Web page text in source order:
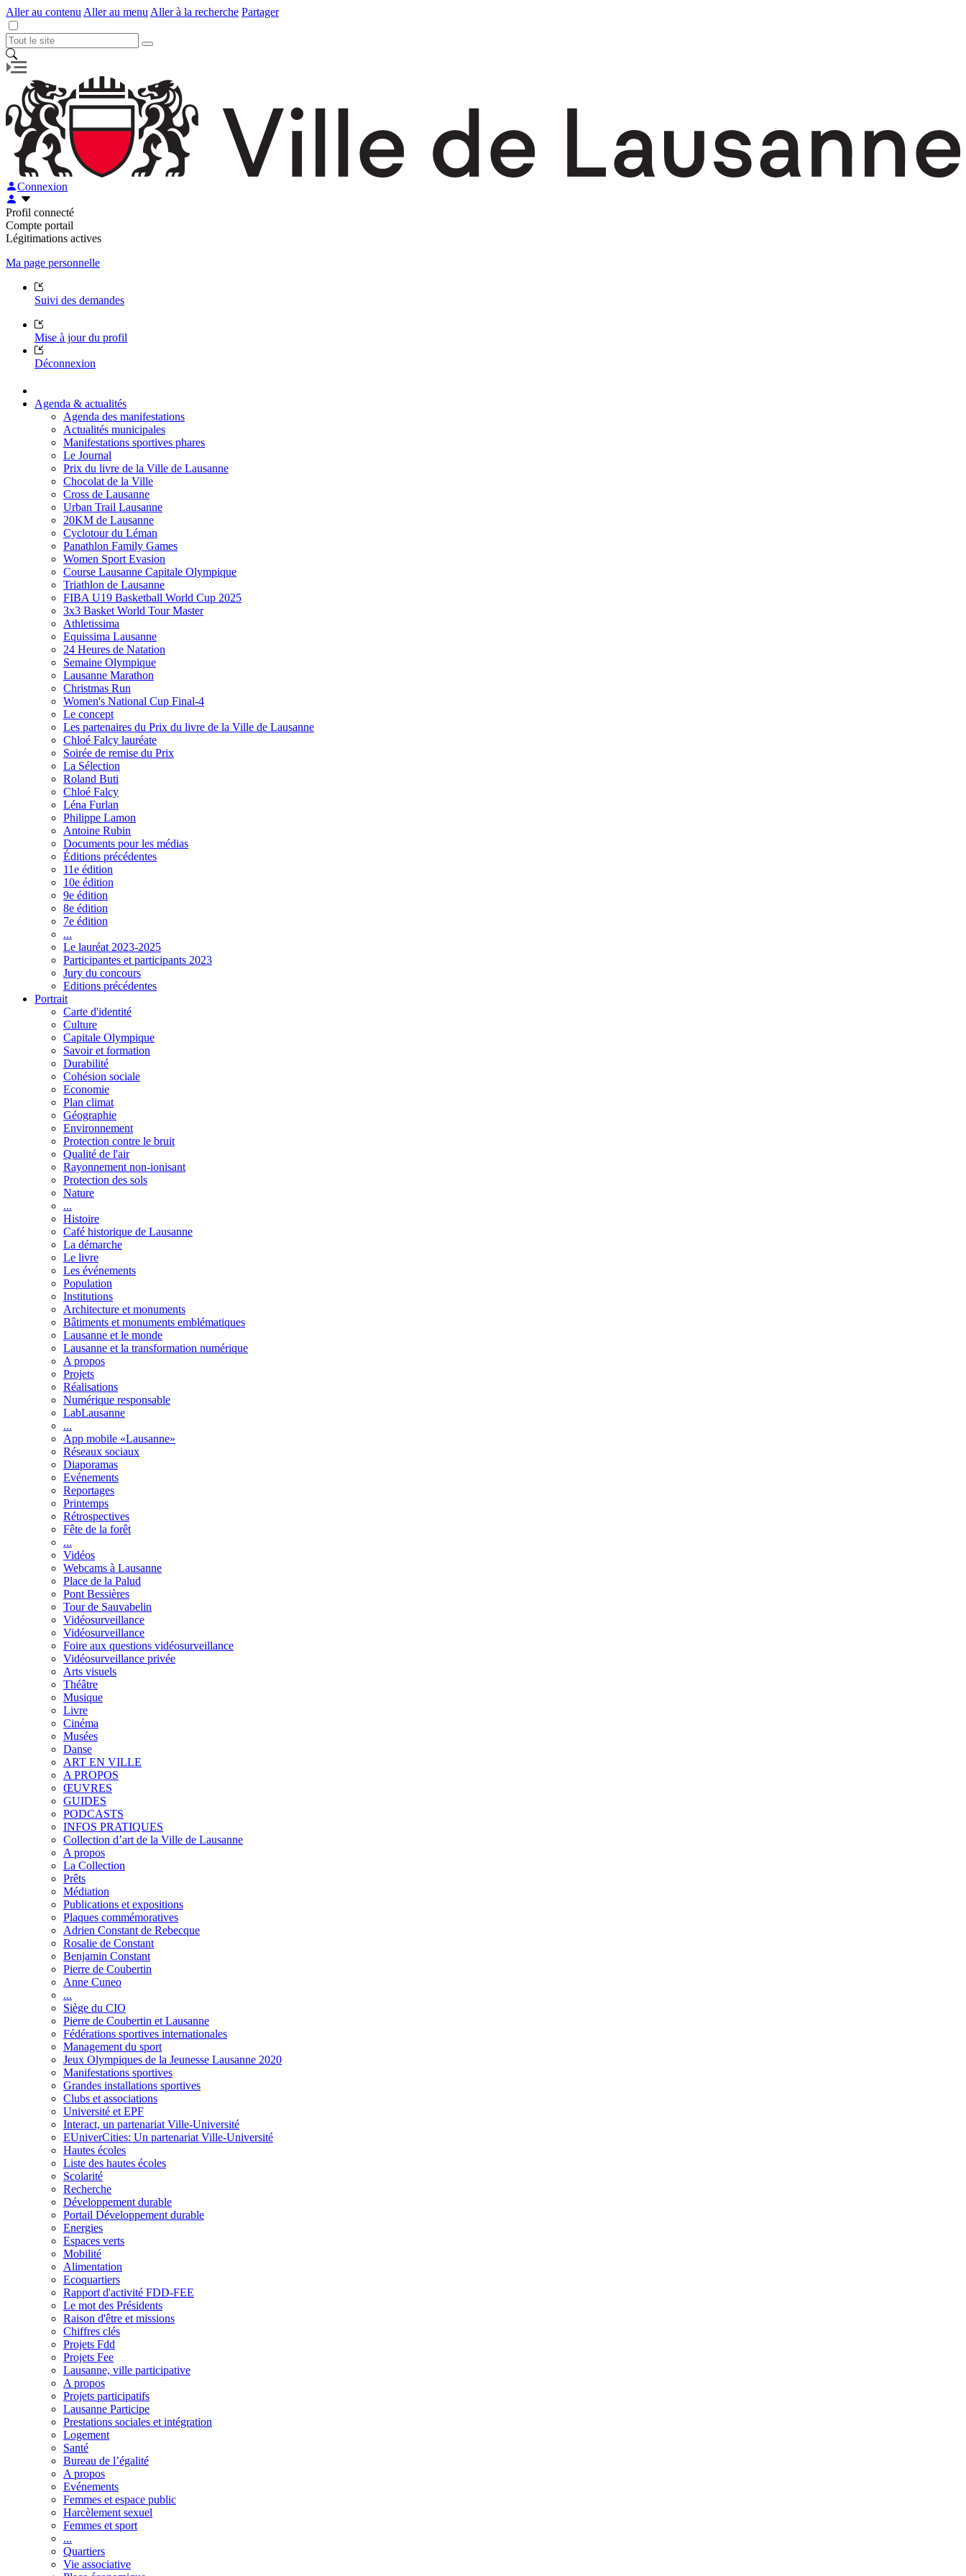
Aller au contenu Aller au menu Aller à la recherche Partager
Connexion
Profil connecté
Compte portail
Légitimations actives
Ma page personnelle
Suivi des demandes
Mise à jour du profil
Déconnexion
Agenda & actualités
Agenda des manifestations
Actualités municipales
Manifestations sportives phares
Le Journal
Prix du livre de la Ville de Lausanne
Chocolat de la Ville
Cross de Lausanne
Urban Trail Lausanne
20KM de Lausanne
Cyclotour du Léman
Panathlon Family Games
Women Sport Evasion
Course Lausanne Capitale Olympique
Triathlon de Lausanne
FIBA U19 Basketball World Cup 2025
3x3 Basket World Tour Master
Athletissima
Equissima Lausanne
24 Heures de Natation
Semaine Olympique
Lausanne Marathon
Christmas Run
Women's National Cup Final-4
Le concept
Les partenaires du Prix du livre de la Ville de Lausanne
Chloé Falcy lauréate
Soirée de remise du Prix
La Sélection
Roland Buti
Chloé Falcy
Léna Furlan
Philippe Lamon
Antoine Rubin
Documents pour les médias
Éditions précédentes
11e édition
10e édition
9e édition
8e édition
7e édition
...
Le lauréat 2023-2025
Participantes et participants 2023
Jury du concours
Editions précédentes
Portrait
Carte d'identité
Culture
Capitale Olympique
Savoir et formation
Durabilité
Cohésion sociale
Economie
Plan climat
Géographie
Environnement
Protection contre le bruit
Qualité de l'air
Rayonnement non-ionisant
Protection des sols
Nature
...
Histoire
Café historique de Lausanne
La démarche
Le livre
Les événements
Population
Institutions
Architecture et monuments
Bâtiments et monuments emblématiques
Lausanne et le monde
Lausanne et la transformation numérique
A propos
Projets
Réalisations
Numérique responsable
LabLausanne
...
App mobile «Lausanne»
Réseaux sociaux
Diaporamas
Evénements
Reportages
Printemps
Rétrospectives
Fête de la forêt
...
Vidéos
Webcams à Lausanne
Place de la Palud
Pont Bessières
Tour de Sauvabelin
Vidéosurveillance
Vidéosurveillance
Foire aux questions vidéosurveillance
Vidéosurveillance privée
Arts visuels
Théâtre
Musique
Livre
Cinéma
Musées
Danse
ART EN VILLE
A PROPOS
ŒUVRES
GUIDES
PODCASTS
INFOS PRATIQUES
Collection d’art de la Ville de Lausanne
A propos
La Collection
Prêts
Médiation
Publications et expositions
Plaques commémoratives
Adrien Constant de Rebecque
Rosalie de Constant
Benjamin Constant
Pierre de Coubertin
Anne Cuneo
...
Siège du CIO
Pierre de Coubertin et Lausanne
Fédérations sportives internationales
Management du sport
Jeux Olympiques de la Jeunesse Lausanne 2020
Manifestations sportives
Grandes installations sportives
Clubs et associations
Université et EPF
Interact, un partenariat Ville-Université
EUniverCities: Un partenariat Ville-Université
Hautes écoles
Liste des hautes écoles
Scolarité
Recherche
Développement durable
Portail Développement durable
Energies
Espaces verts
Mobilité
Alimentation
Ecoquartiers
Rapport d'activité FDD-FEE
Le mot des Présidents
Raison d'être et missions
Chiffres clés
Projets Fdd
Projets Fee
Lausanne, ville participative
A propos
Projets participatifs
Lausanne Participe
Prestations sociales et intégration
Logement
Santé
Bureau de l’égalité
A propos
Evénements
Femmes et espace public
Harcèlement sexuel
Femmes et sport
...
Quartiers
Vie associative